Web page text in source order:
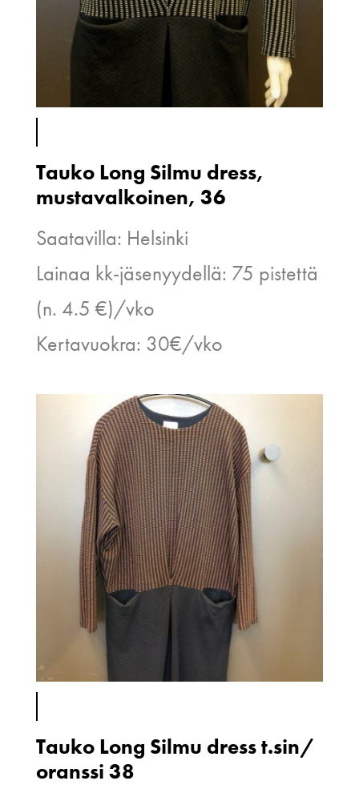
Tauko Long Silmu dress,
mustavalkoinen, 36
Saatavilla: Helsinki
Lainaa kk-jäsenyydellä: 75 pistettä
(n. 4.5 €)/vko
Kertavuokra: 30€/vko
Tauko Long Silmu dress t.sin/
oranssi 38